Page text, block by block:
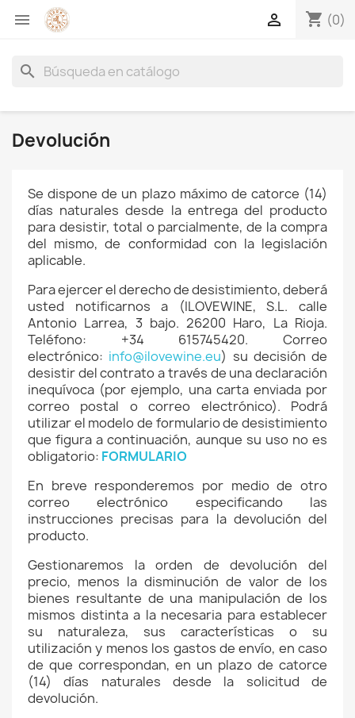
 shopping_cart (0)

search
Devolución
Se dispone de un plazo máximo de catorce (14)
días naturales desde la entrega del producto
para desistir, total o parcialmente, de la compra
del mismo, de conformidad con la legislación
aplicable.
Para ejercer el derecho de desistimiento, deberá
usted notificarnos a (ILOVEWINE, S.L. calle
Antonio Larrea, 3 bajo. 26200 Haro, La Rioja.
Teléfono: +34 615745420. Correo
electrónico: info@ilovewine.eu) su decisión de
desistir del contrato a través de una declaración
inequívoca (por ejemplo, una carta enviada por
correo postal o correo electrónico). Podrá
utilizar el modelo de formulario de desistimiento
que figura a continuación, aunque su uso no es
obligatorio: FORMULARIO
En breve responderemos por medio de otro
correo electrónico especificando las
instrucciones precisas para la devolución del
producto.
Gestionaremos la orden de devolución del
precio, menos la disminución de valor de los
bienes resultante de una manipulación de los
mismos distinta a la necesaria para establecer
su naturaleza, sus características o su
utilización y menos los gastos de envío, en caso
de que correspondan, en un plazo de catorce
(14) días naturales desde la solicitud de
devolución.